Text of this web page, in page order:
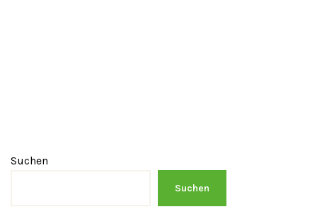
Suchen
Suchen